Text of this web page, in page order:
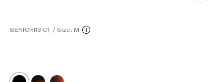
SENICHI13 C1 / Size: M